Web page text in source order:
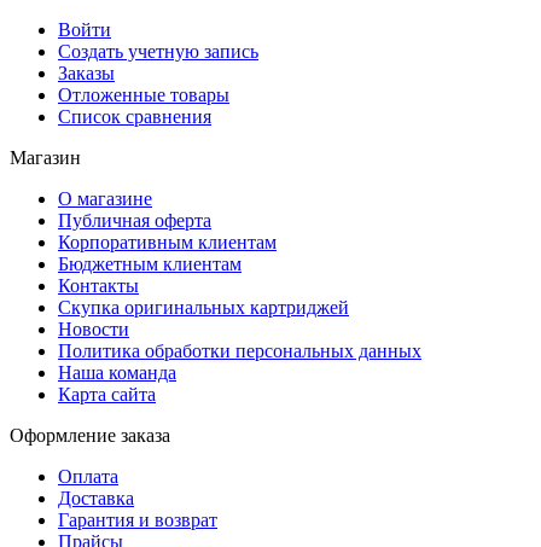
Войти
Создать учетную запись
Заказы
Отложенные товары
Список сравнения
Магазин
О магазине
Публичная оферта
Корпоративным клиентам
Бюджетным клиентам
Контакты
Скупка оригинальных картриджей
Новости
Политика обработки персональных данных
Наша команда
Карта сайта
Оформление заказа
Оплата
Доставка
Гарантия и возврат
Прайсы